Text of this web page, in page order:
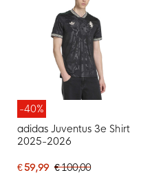
-40%
adidas Juventus 3e Shirt
2025-2026
€ 59,99 € 100,00